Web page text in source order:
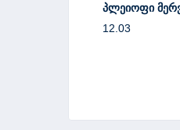
პლეიოფი
12.03